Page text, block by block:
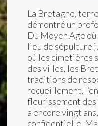
La Bretagne,
démontré un
Du Moyen Age
lieu de sépulture
où les cimetières
des villes, les
traditions de
recueillement,
fleurissement des
a encore vingt
confidentielle.